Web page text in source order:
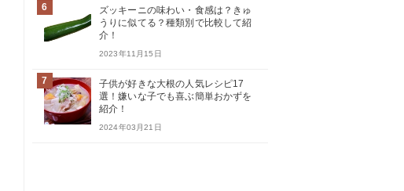
6
ズッキーニの味わい・食感は？きゅ
うりに似てる？種類別で比較して紹
介！
2023年11月15日
7
子供が好きな大根の人気レシピ17
選！嫌いな子でも喜ぶ簡単おかずを
紹介！
2024年03月21日